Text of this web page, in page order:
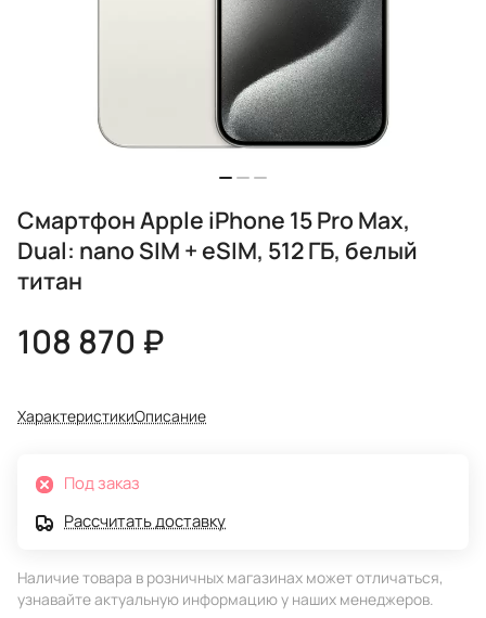
Смартфон Apple iPhone 15 Pro Max,
Dual: nano SIM + eSIM, 512 ГБ, белый
титан
108 870 ₽
ХарактеристикиОписание
Под заказ
Рассчитать доставку
Наличие товара в розничных магазинах может отличаться,
узнавайте актуальную информацию у наших менеджеров.